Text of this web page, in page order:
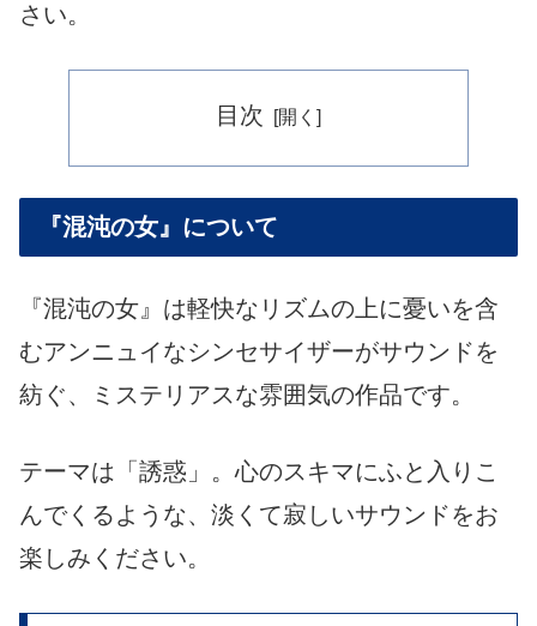
さい。
目次
『混沌の女』について
『混沌の女』は軽快なリズムの上に憂いを含
むアンニュイなシンセサイザーがサウンドを
紡ぐ、ミステリアスな雰囲気の作品です。
テーマは「誘惑」。心のスキマにふと入りこ
んでくるような、淡くて寂しいサウンドをお
楽しみください。